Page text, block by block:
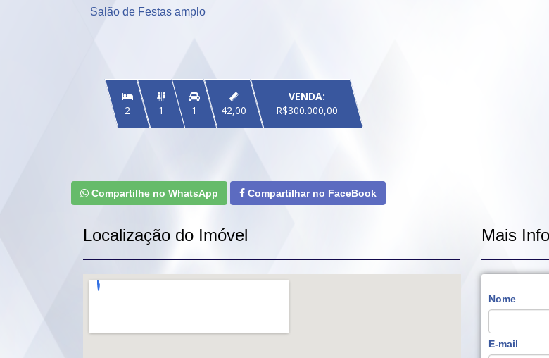
Salão de Festas amplo
2

1 1

42,00
VENDA:
R$300.000,00
Compartilhe no WhatsApp Compartilhar no FaceBook
Localização do Imóvel Mais
Nome
E-mail